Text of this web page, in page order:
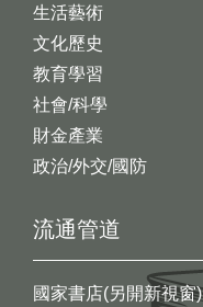
生活藝術
文化歷史
教育學習
社會/科學
財金產業
政治/外交/國防
流通管道
國家書店(另開新視窗)